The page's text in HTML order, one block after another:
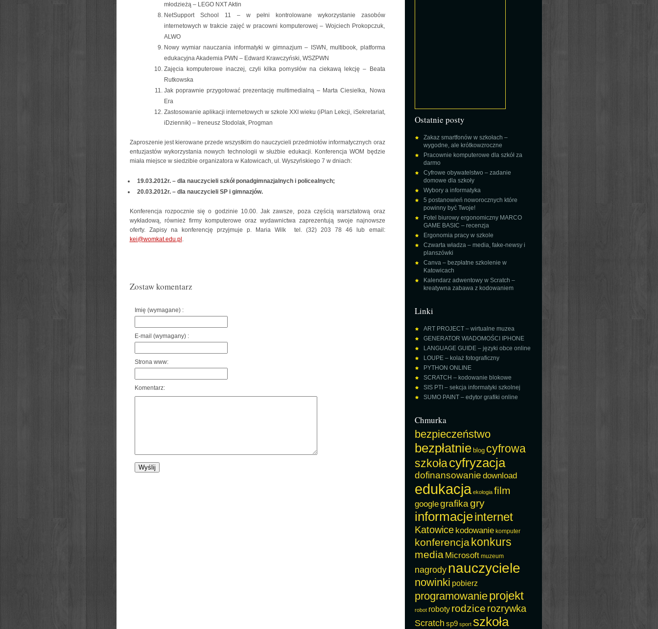
młodzieżą – LEGO NXT Aktin
NetSupport School 11 – w pełni kontrolowane wykorzystanie zasobów
internetowych w trakcie zajęć w pracowni komputerowej – Wojciech Prokopczuk,
ALWO
Nowy wymiar nauczania informatyki w gimnazjum – ISWN, multibook, platforma
edukacyjna Akademia PWN – Edward Krawczyński, WSZPWN
Zajęcia komputerowe inaczej, czyli kilka pomysłów na ciekawą lekcję – Beata
Rutkowska
Jak poprawnie przygotować prezentację multimedialną – Marta Ciesielka, Nowa
Era
Zastosowanie aplikacji internetowych w szkole XXI wieku (iPlan Lekcji, iSekretariat,
iDziennik) – Ireneusz Stodolak, Progman
Zaproszenie jest kierowane przede wszystkim do nauczycieli przedmiotów informatycznych oraz
entuzjastów wykorzystania nowych technologii w służbie edukacji. Konferencja WOM będzie
miała miejsce w siedzibie organizatora w Katowicach, ul. Wyszyńskiego 7 w dniach:
19.03.2012r. – dla nauczycieli szkół ponadgimnazjalnych i policealnych;
20.03.2012r. – dla nauczycieli SP i gimnazjów.
Konferencja rozpocznie się o godzinie 10.00. Jak zawsze, poza częścią warsztatową oraz
wykładową, również firmy komputerowe oraz wydawnictwa zaprezentują swoje najnowsze
oferty. Zapisy na konferencję przyjmuje p. Maria Wilk tel. (32) 203 78 46 lub email:
kei@womkat.edu.pl .
Zostaw komentarz
Imię (wymagane) :
E-mail (wymagany) :
Strona www:
Komentarz:
Ostatnie posty
Zakaz smartfonów w szkołach –
wygodne, ale krótkowzroczne
Pracownie komputerowe dla szkół za
darmo
Cyfrowe obywatelstwo – zadanie
domowe dla szkoły
Wybory a informatyka
5 postanowień noworocznych które
powinny być Twoje!
Fotel biurowy ergonomiczny MARCO
GAME BASIC – recenzja
Ergonomia pracy w szkole
Czwarta władza – media, fake-newsy i
planszówki
Canva – bezpłatne szkolenie w
Katowicach
Kalendarz adwentowy w Scratch –
kreatywna zabawa z kodowaniem
Linki
ART PROJECT – wirtualne muzea
GENERATOR WIADOMOŚCI IPHONE
LANGUAGE GUIDE – języki obce online
LOUPE – kolaż fotograficzny
PYTHON ONLINE
SCRATCH – kodowanie blokowe
SIS PTI – sekcja informatyki szkolnej
SUMO PAINT – edytor grafiki online
Chmurka
bezpieczeństwo
bezpłatnie blog cyfrowa
szkołacyfryzacja
dofinansowanie download
edukacja ekologia film
googlegrafikagry
informacjeinternet
Katowice kodowanie komputer
konferencjakonkurs
media Microsoft muzeum
nagrody nauczyciele
nowinki pobierz
programowanieprojekt
robot roboty rodzice rozrywka
Scratch sp9 sport szkoła